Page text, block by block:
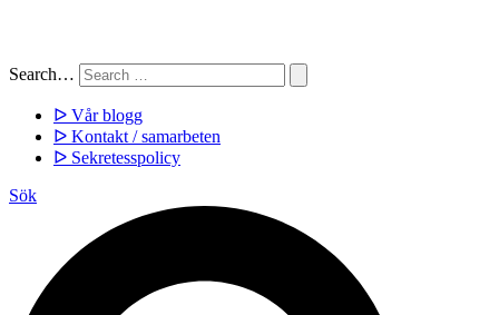
Search…
ᐅ Vår blogg
ᐅ Kontakt / samarbeten
ᐅ Sekretesspolicy
Sök